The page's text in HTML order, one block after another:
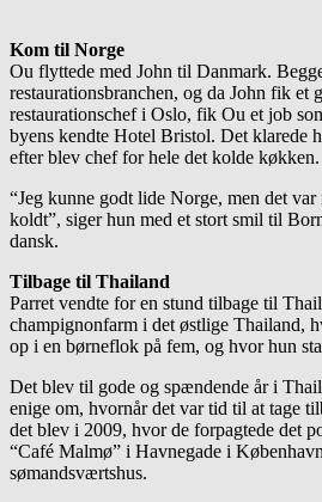
Kom til Norge
Ou flyttede med John til Danmark.
restaurationsbranchen, og da John fik et
restaurationschef i Oslo, fik Ou et job
byens kendte Hotel Bristol. Det klarede
efter blev chef for hele det kolde køkken.
“Jeg kunne godt lide Norge, men det
koldt”, siger hun med et stort smil til
dansk.
Tilbage til Thailand
Parret vendte for en stund tilbage til
champignonfarm i det østlige Thailand,
op i en børneflok på fem, og hvor hun
Det blev til gode og spændende år i
enige om, hvornår det var tid til at tage
det blev i 2009, hvor de forpagtede det
“Café Malmø” i Havnegade i
sømandsværtshus.